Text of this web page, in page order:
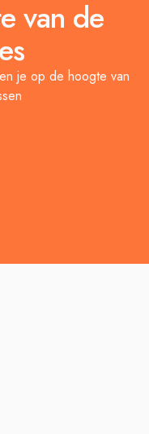
van de
je op de hoogte van